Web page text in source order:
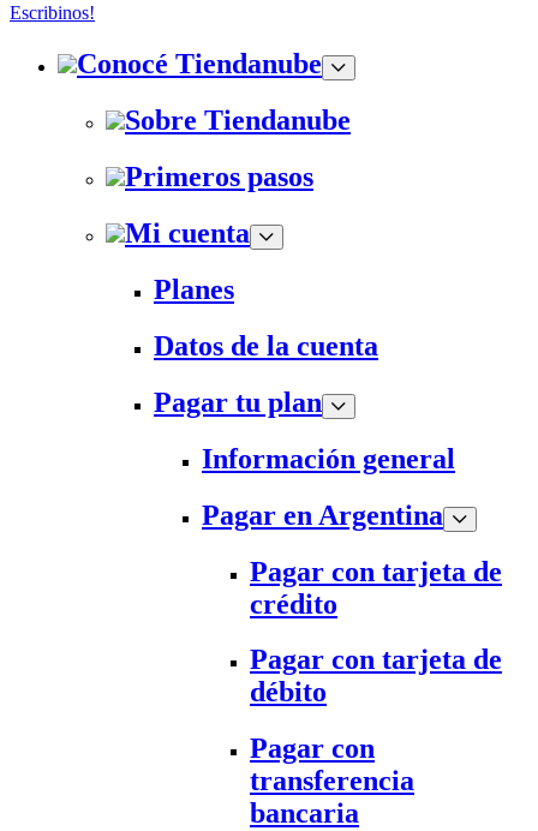
Escribinos!
Conocé Tiendanube
Sobre Tiendanube
Primeros pasos
Mi cuenta
Planes
Datos de la cuenta
Pagar tu plan
Información general
Pagar en Argentina
Pagar con tarjeta de
crédito
Pagar con tarjeta de
débito
Pagar con
transferencia
bancaria